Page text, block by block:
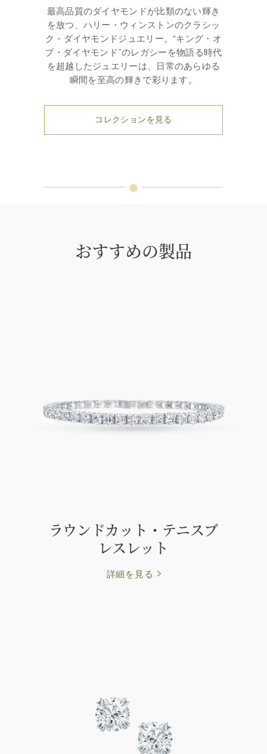
最高品質のダイヤモンドが比類のない輝き
を放つ、ハリー・ウィンストンのクラシッ
ク・ダイヤモンドジュエリー。“キング・オ
ブ・ダイヤモンド”のレガシーを物語る時代
を超越したジュエリーは、日常のあらゆる
瞬間を至高の輝きで彩ります。
コレクションを見る
おすすめの製品
ラウンドカット・テニスブ
レスレット
詳細を見る